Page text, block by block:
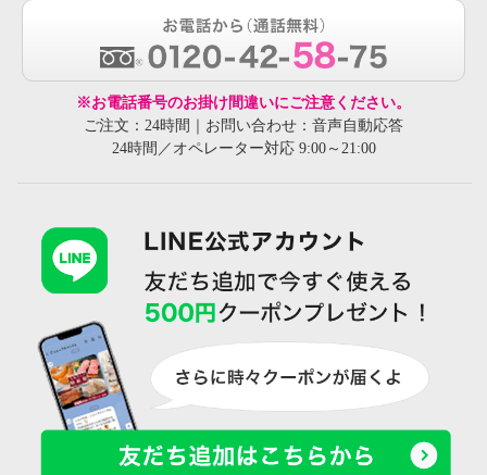
※お電話番号のお掛け間違いにご注意ください。
ご注文：24時間｜お問い合わせ：音声自動応答
24時間／オペレーター対応 9:00～21:00